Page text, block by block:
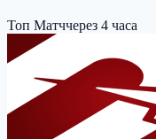
Топ Матччерез 4 часа